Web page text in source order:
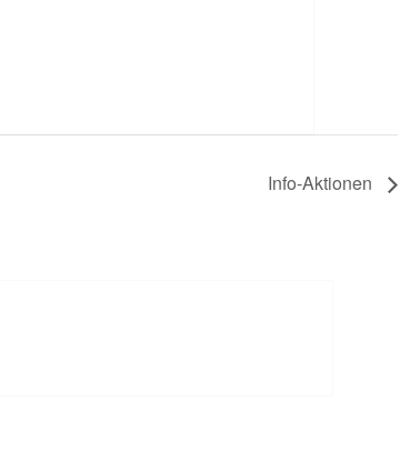
Info-Aktionen